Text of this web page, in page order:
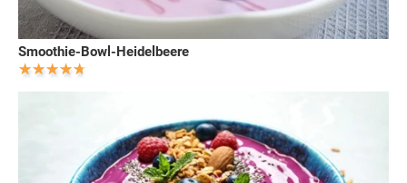
Smoothie-Bowl-Heidelbeere